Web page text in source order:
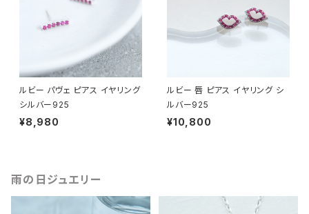
ルビー パヴェ ピアス イヤリング
シルバー925
¥8,980
ルビー 唇 ピアス イヤリング シ
ルバー925
¥10,800
雨の日ジュエリー